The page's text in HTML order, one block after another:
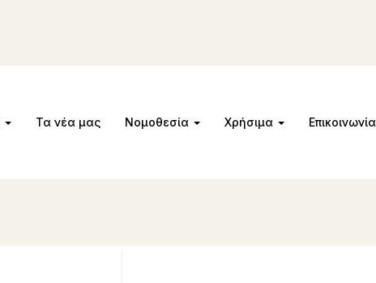
Τα νέα μας Νομοθεσία Χρήσιμα Επικοινωνία